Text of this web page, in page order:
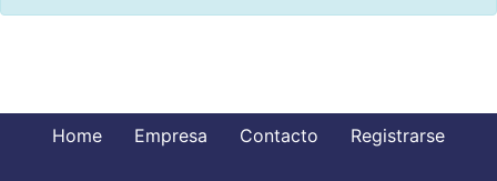
Home Empresa Contacto Registrarse